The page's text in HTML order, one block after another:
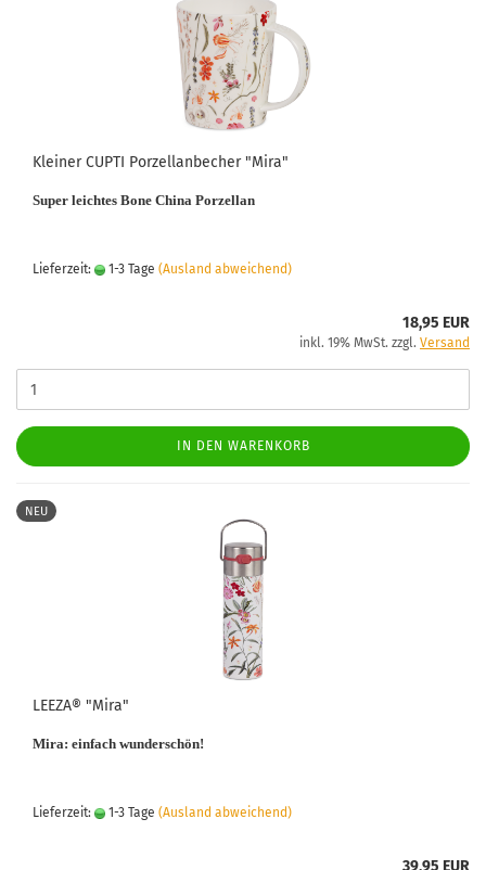
Kleiner CUPTI Porzellanbecher "Mira"
Super leichtes Bone China Porzellan
Lieferzeit: 1-3 Tage (Ausland abweichend)
18,95 EUR
inkl. 19% MwSt. zzgl. Versand
IN DEN WARENKORB
NEU
LEEZA® "Mira"
Mira: einfach wunderschön!
Lieferzeit: 1-3 Tage (Ausland abweichend)
39,95 EUR